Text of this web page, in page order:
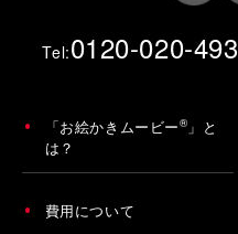
Tel:0120-020-493
「お絵かきムービー® 」と
は？
費用について